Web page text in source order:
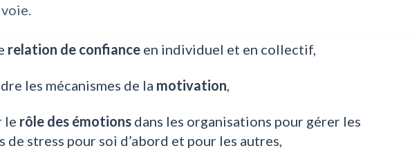
relation de confiance en individuel et en collectif,
les mécanismes de la motivation,
le rôle des émotions dans les organisations pour gérer les
de stress pour soi d’abord et pour les autres,